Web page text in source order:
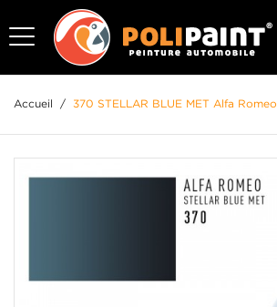
Accueil / 370 STELLAR BLUE MET Alfa Romeo